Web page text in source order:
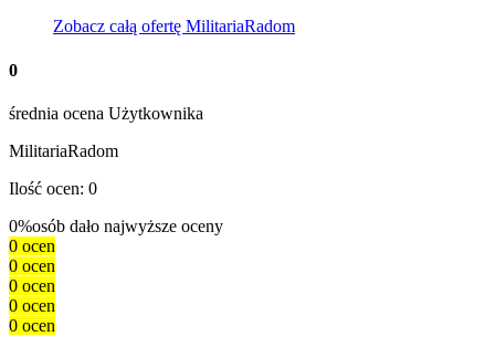
Zobacz całą ofertę MilitariaRadom
0
średnia ocena Użytkownika
MilitariaRadom
Ilość ocen: 0
0%osób dało najwyższe oceny
0 ocen
0 ocen
0 ocen
0 ocen
0 ocen